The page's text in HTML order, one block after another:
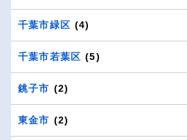
千葉市緑区 (4)
千葉市若葉区 (5)
銚子市 (2)
東金市 (2)